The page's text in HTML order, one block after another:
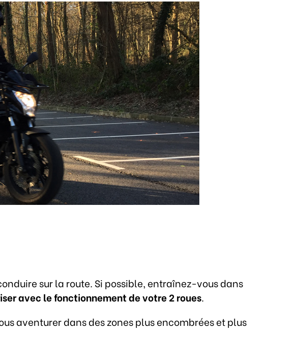
sur la route. Si possible, entraînez-vous dans
avec le fonctionnement de votre 2 roues.
aventurer dans des zones plus encombrées et plus